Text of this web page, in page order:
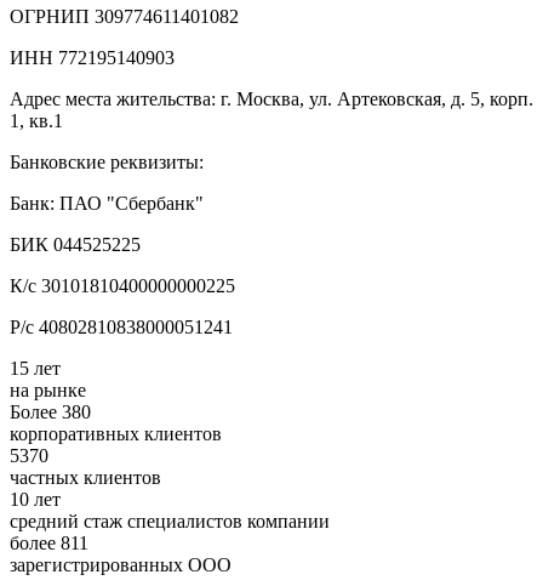
ОГРНИП 309774611401082
ИНН 772195140903
Адрес места жительства: г. Москва, ул. Артековская, д. 5, корп.
1, кв.1
Банковские реквизиты:
Банк: ПАО "Сбербанк"
БИК 044525225
К/с 30101810400000000225
Р/с 40802810838000051241
15 лет
на рынке
Более 380
корпоративных клиентов
5370
частных клиентов
10 лет
средний стаж специалистов компании
более 811
зарегистрированных ООО